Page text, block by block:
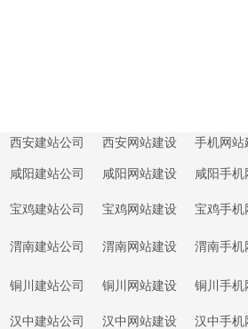
西安建站公司 西安网站建设 手机网站
咸阳建站公司 咸阳网站建设 咸阳手机
宝鸡建站公司 宝鸡网站建设 宝鸡手机
渭南建站公司 渭南网站建设 渭南手机
铜川建站公司 铜川网站建设 铜川手机
汉中建站公司 汉中网站建设 汉中手机